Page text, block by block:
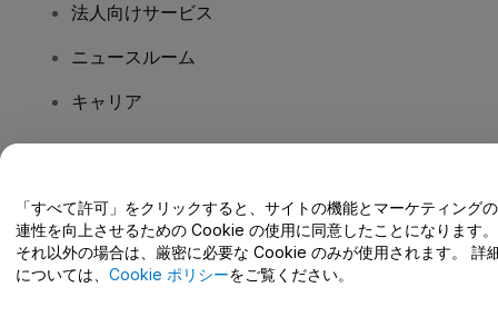
法人向けサービス
ニュースルーム
キャリア
ヘルプセンター / こちらまでご連絡下さい
「すべて許可」をクリックすると、サイトの機能とマーケティング
連性を向上させるための Cookie の使用に同意したことになります。
それ以外の場合は、厳密に必要な Cookie のみが使用されます。 詳
については、 Cookie ポリシーをご覧ください。